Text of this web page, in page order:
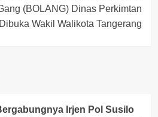
(BOLANG) Dinas Perkimtan
Dibuka Wakil Walikota Tangerang
Irjen Pol Susilo